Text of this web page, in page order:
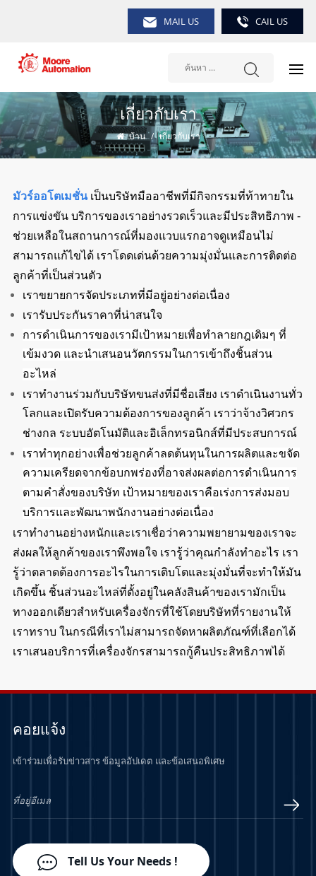
MAIL US CAIL US
เกี่ยวกับเรา
บ้าน / เกี่ยวกับเรา
มัวร์ออโตเมชั่น เป็นบริษัทมืออาชีพที่มีกิจกรรมที่ท้าทายใน
การแข่งขัน บริการของเราอย่างรวดเร็วและมีประสิทธิภาพ -
ช่วยเหลือในสถานการณ์ที่มองแวบแรกอาจดูเหมือนไม่
สามารถแก้ไขได้ เราโดดเด่นด้วยความมุ่งมั่นและการติดต่อ
ลูกค้าที่เป็นส่วนตัว
เราขยายการจัดประเภทที่มีอยู่อย่างต่อเนื่อง
เรารับประกันราคาที่น่าสนใจ
การดำเนินการของเรามีเป้าหมายเพื่อทำลายกฎเดิมๆ ที่
เข้มงวด และนำเสนอนวัตกรรมในการเข้าถึงชิ้นส่วน
อะไหล่
เราทำงานร่วมกับบริษัทขนส่งที่มีชื่อเสียง เราดำเนินงานทั่ว
โลกและเปิดรับความต้องการของลูกค้า เราว่าจ้างวิศวกร
ช่างกล ระบบอัตโนมัติและอิเล็กทรอนิกส์ที่มีประสบการณ์
เราทำทุกอย่างเพื่อช่วยลูกค้าลดต้นทุนในการผลิตและขจัด
ความเครียดจากข้อบกพร่องที่อาจส่งผลต่อการดำเนินการ
ตามคำสั่งของบริษัท เป้าหมายของเราคือเร่งการส่งมอบ
บริการและพัฒนาพนักงานอย่างต่อเนื่อง
เราทำงานอย่างหนักและเราเชื่อว่าความพยายามของเราจะ
ส่งผลให้ลูกค้าของเราพึงพอใจ เรารู้ว่าคุณกำลังทำอะไร เรา
รู้ว่าตลาดต้องการอะไรในการเติบโตและมุ่งมั่นที่จะทำให้มัน
เกิดขึ้น ชิ้นส่วนอะไหล่ที่ตั้งอยู่ในคลังสินค้าของเรามักเป็น
ทางออกเดียวสำหรับเครื่องจักรที่ใช้โดยบริษัทที่รายงานให้
เราทราบ ในกรณีที่เราไม่สามารถจัดหาผลิตภัณฑ์ที่เลือกได้
เราเสนอบริการที่เครื่องจักรสามารถกู้คืนประสิทธิภาพได้
คอยแจ้ง
เข้าร่วมเพื่อรับข่าวสาร ข้อมูลอัปเดต และข้อเสนอพิเศษ
Tell Us Your Needs !